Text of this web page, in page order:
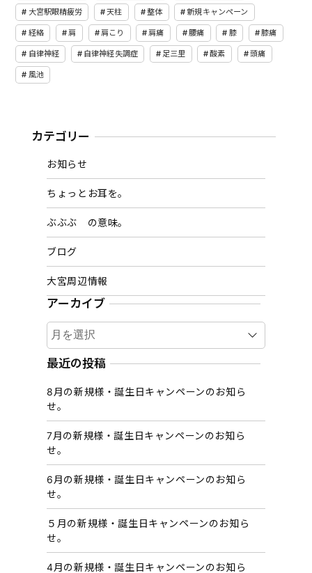
大宮駅眼精疲労 天柱 整体 新規キャンペーン
経絡 肩 肩こり 肩痛 腰痛 膝 膝痛
自律神経 自律神経失調症 足三里 酸素 頭痛
風池
カテゴリー
お知らせ
ちょっとお耳を。
ぶぶぶ の意味。
ブログ
大宮周辺情報
アーカイブ
ア
ー
カ
ブ
最近の投稿
8月の新規様・誕生日キャンペーンのお知ら
せ。
7月の新規様・誕生日キャンペーンのお知ら
せ。
6月の新規様・誕生日キャンペーンのお知ら
せ。
５月の新規様・誕生日キャンペーンのお知ら
せ。
4月の新規様・誕生日キャンペーンのお知ら